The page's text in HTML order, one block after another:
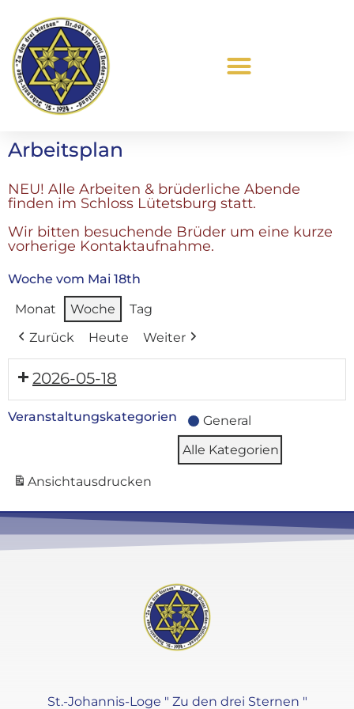
Arbeitsplan
NEU! Alle Arbeiten & brüderliche Abende
finden im Schloss Lütetsburg statt.
Wir bitten besuchende Brüder um eine kurze
vorherige Kontaktaufnahme.
Woche vom Mai 18th
Monat
Woche
Tag
Zurück
Heute Weiter
2026-05-18
Veranstaltungskategorien
General
Alle Kategorien
Ansichtausdrucken
St.-Johannis-Loge " Zu den drei Sternen "